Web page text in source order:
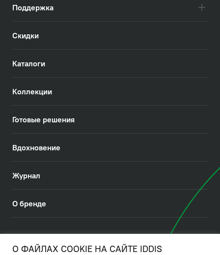
Поддержка
Скидки
Каталоги
Коллекции
Готовые решения
Вдохновение
Журнал
О бренде
О ФАЙЛАХ COOKIE НА САЙТЕ IDDIS